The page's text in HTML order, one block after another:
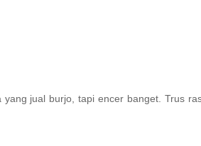
jual burjo, tapi encer banget. Trus